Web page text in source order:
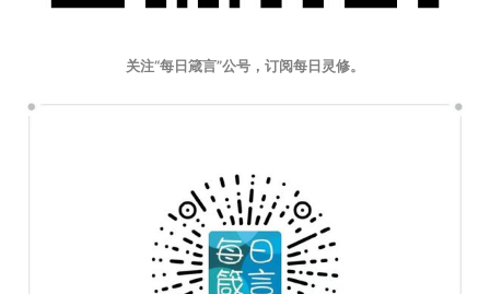
关注“每日箴言”公号，订阅每日灵修。